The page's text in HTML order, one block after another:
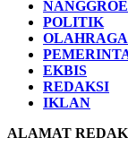
NANGGROE
POLITIK
OLAHRAGA
EKBIS
REDAKSI
IKLAN
ALAMAT